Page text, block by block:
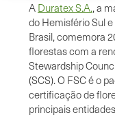
A Duratex S.A., a
do Hemisfério Sul
Brasil, comemora
florestas com a
Stewardship
(SCS). O FSC é o
certificação de
principais